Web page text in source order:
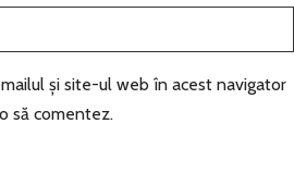
și site-ul web în acest navigator
să comentez.